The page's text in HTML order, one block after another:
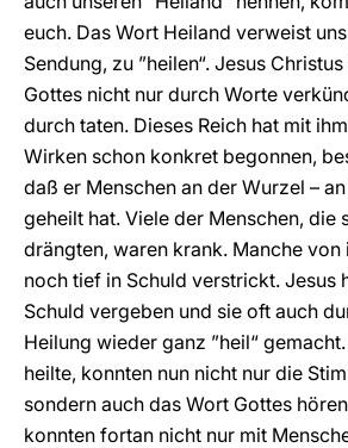
euch. Das Wort Heiland verweist
Sendung, zu ”heilen“. Jesus
Gottes nicht nur durch Worte
durch taten. Dieses Reich hat mit
Wirken schon konkret begonnen,
daß er Menschen an der Wurzel –
geheilt hat. Viele der Menschen, die
drängten, waren krank. Manche von
noch tief in Schuld verstrickt. Jesus
Schuld vergeben und sie oft auch
Heilung wieder ganz ”heil“
heilte, konnten nun nicht nur die
sondern auch das Wort Gottes
konnten fortan nicht nur mit